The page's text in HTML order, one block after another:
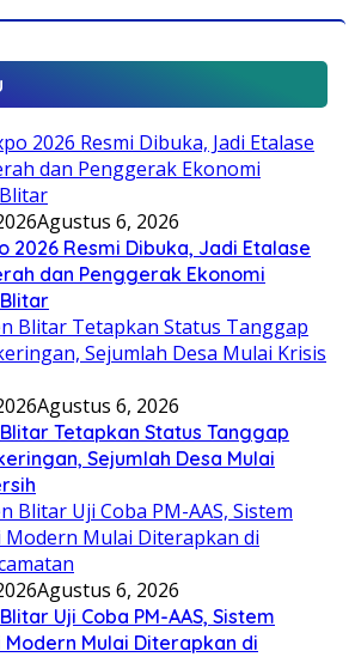
Agustus 6, 2026
2026 Resmi Dibuka, Jadi Etalase
dan Penggerak Ekonomi
Agustus 6, 2026
Tetapkan Status Tanggap
Sejumlah Desa Mulai
Agustus 6, 2026
Uji Coba PM-AAS, Sistem
Modern Mulai Diterapkan di